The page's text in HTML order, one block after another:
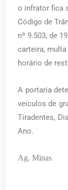
o infrator fica
Código de
nº 9.503, de
carteira,
horário de
A portaria
veículos de
Tiradentes,
Ano.
Ag. Minas